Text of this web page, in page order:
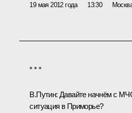
19 мая 2012 года 13:30
* * *
В.Путин: Давайте начнём с
ситуация в Приморье?